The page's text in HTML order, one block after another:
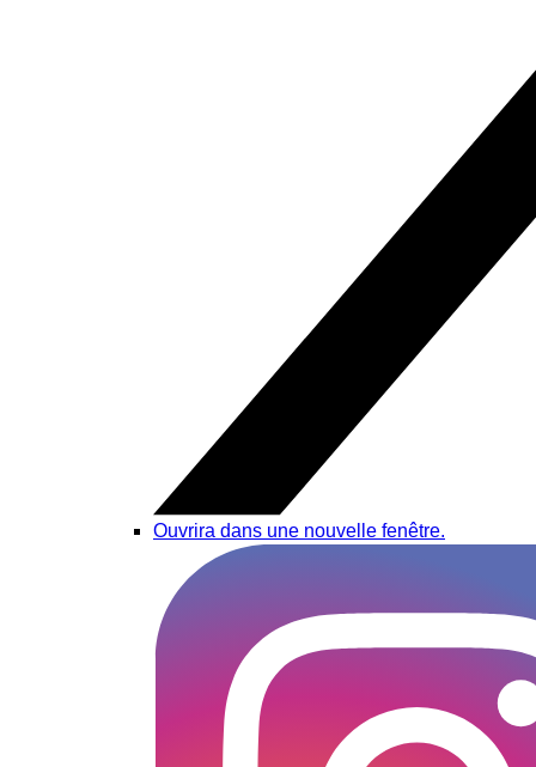
Ouvrira dans une nouvelle fenêtre.